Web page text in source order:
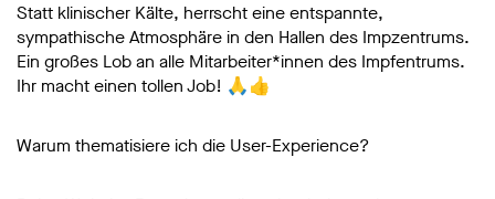
Statt klinischer Kälte, herrscht eine entspannte,
sympathische Atmosphäre in den Hallen des Impzentrums.
Ein großes Lob an alle Mitarbeiter*innen des Impfentrums.
Ihr macht einen tollen Job! 🙏👍
Warum thematisiere ich die User-Experience?